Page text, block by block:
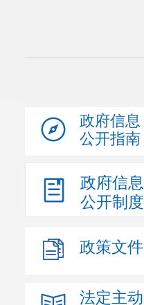
政府信息
公开指南
政府信息
公开制度
政策文件
法定主动